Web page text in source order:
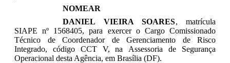
NOMEAR
DANIEL VIEIRA SOARES,
matrícula
SIAPE nº 1568405, para exercer o Cargo Comissionado
Técnico de Coordenador de Gerenciamento de Risco
Integrado, código CCT V, na Assessoria de Segurança
Operacional desta Agência, em Brasília (DF).